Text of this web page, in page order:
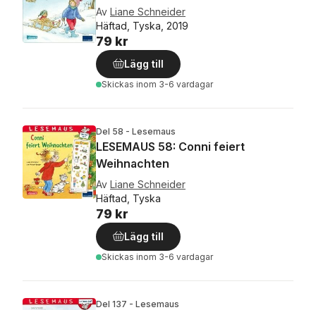
Av Liane Schneider
Häftad, Tyska, 2019
79 kr
Lägg till
Skickas inom 3-6 vardagar
Del 58 - Lesemaus
LESEMAUS 58: Conni feiert
Weihnachten
Av Liane Schneider
Häftad, Tyska
79 kr
Lägg till
Skickas inom 3-6 vardagar
Del 137 - Lesemaus